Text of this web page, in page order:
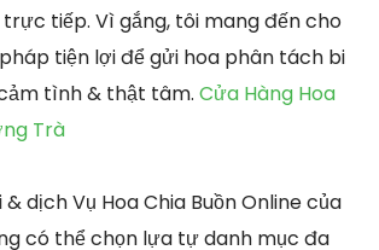
tiếp. Vì gắng, tôi mang đến cho
tiện lợi để gửi hoa phân tách bi
tình & thật tâm. Cửa Hàng Hoa
Trà
dịch Vụ Hoa Chia Buồn Online của
có thể chọn lựa tự danh mục đa